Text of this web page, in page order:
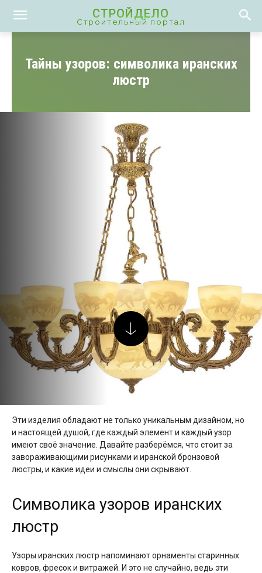
СТРОЙДЕЛО
Строительный портал
Тайны узоров: символика иранских
люстр
Эти изделия обладают не только уникальным дизайном, но
и настоящей душой, где каждый элемент и каждый узор
имеют своё значение. Давайте разберёмся, что стоит за
завораживающими рисунками и иранской бронзовой
люстры, и какие идеи и смыслы они скрывают.
Символика узоров иранских
люстр
Узоры иранских люстр напоминают орнаменты старинных
ковров, фресок и витражей. И это не случайно, ведь эти